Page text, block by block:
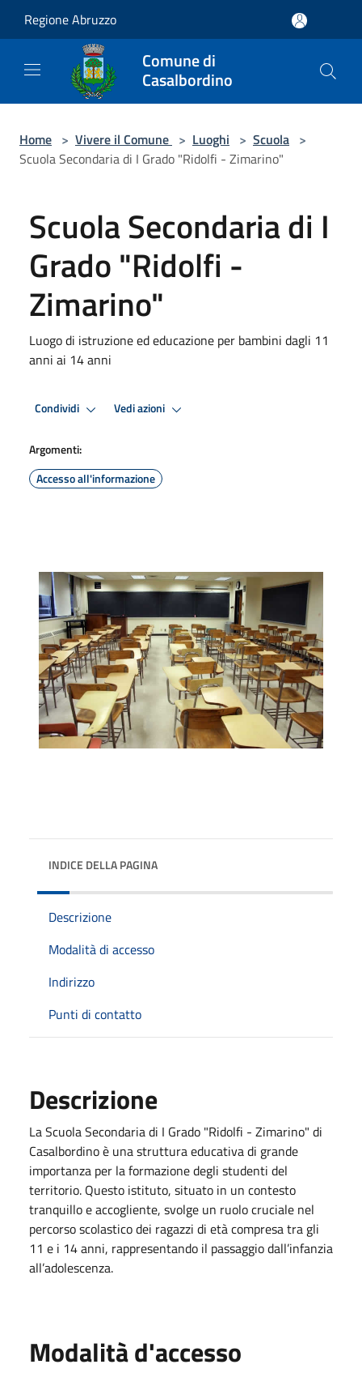
Regione Abruzzo
Comune di
Casalbordino
Home > Vivere il Comune > Luoghi > Scuola >
Scuola Secondaria di I Grado "Ridolfi - Zimarino"
Scuola Secondaria di I
Grado "Ridolfi -
Zimarino"
Luogo di istruzione ed educazione per bambini dagli 11
anni ai 14 anni
Condividi Vedi azioni
Argomenti:
Accesso all'informazione
INDICE DELLA PAGINA
Descrizione
Modalità di accesso
Indirizzo
Punti di contatto
Descrizione
La Scuola Secondaria di I Grado "Ridolfi - Zimarino" di
Casalbordino è una struttura educativa di grande
importanza per la formazione degli studenti del
territorio. Questo istituto, situato in un contesto
tranquillo e accogliente, svolge un ruolo cruciale nel
percorso scolastico dei ragazzi di età compresa tra gli
11 e i 14 anni, rappresentando il passaggio dall’infanzia
all’adolescenza.
Modalità d'accesso